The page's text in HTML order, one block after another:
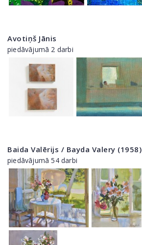
Avotiņš Jānis
piedāvājumā 2 darbi
Baida Valērijs / Bayda Valery (1958)
piedāvājumā 54 darbi